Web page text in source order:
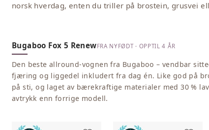
norsk hverdag, enten du triller på brostein, grusvei
Bugaboo Fox 5 RenewFRA NYFØDT · OPPTIL 4 ÅR
Den beste allround-vognen fra Bugaboo – vendbar
fjæring og liggedel inkludert fra dag én. Like god på
på sti, og laget av bærekraftige materialer med 30 %
avtrykk enn forrige modell.